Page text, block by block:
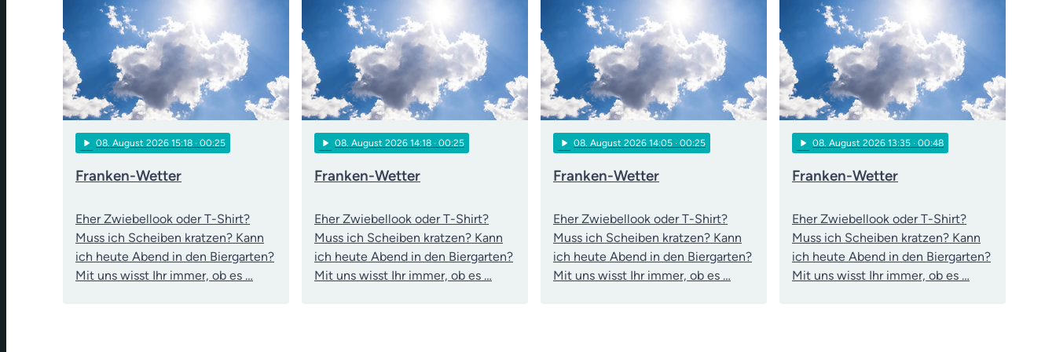
play_arrow 08. August 2026 15:18 · 00:25
Franken-Wetter
Eher Zwiebellook oder T-Shirt?
Muss ich Scheiben kratzen? Kann
ich heute Abend in den Biergarten?
Mit uns wisst Ihr immer, ob es …
play_arrow 08. August 2026 14:18 · 00:25
Franken-Wetter
Eher Zwiebellook oder T-Shirt?
Muss ich Scheiben kratzen? Kann
ich heute Abend in den Biergarten?
Mit uns wisst Ihr immer, ob es …
play_arrow 08. August 2026 14:05 · 00:25
Franken-Wetter
Eher Zwiebellook oder T-Shirt?
Muss ich Scheiben kratzen? Kann
ich heute Abend in den Biergarten?
Mit uns wisst Ihr immer, ob es …
play_arrow 08. August 2026 13:35 · 00:48
Franken-Wetter
Eher Zwiebellook oder T-Shirt?
Muss ich Scheiben kratzen? Kann
ich heute Abend in den Biergarten?
Mit uns wisst Ihr immer, ob es …